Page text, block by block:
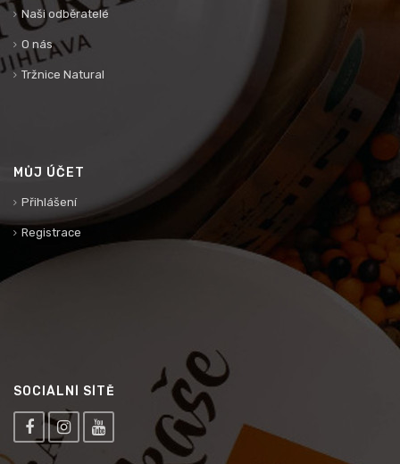
Naši odběratelé
O nás
Tržnice Natural
MŮJ ÚČET
Přihlášení
Registrace
SOCIÁLNÍ SÍTĚ